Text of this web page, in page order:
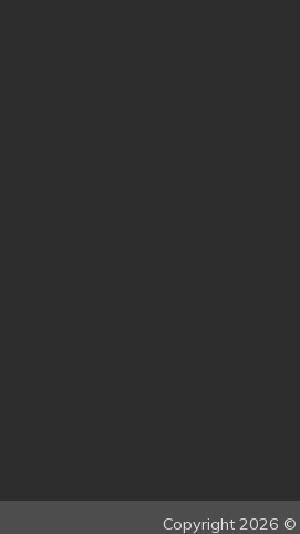
Copyright 2026 ©